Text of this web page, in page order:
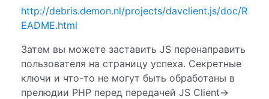
http://debris.demon.nl/projects/davclient.js/doc/R
EADME.html
Затем вы можете заставить JS перенаправить
пользователя на страницу успеха. Секретные
ключи и что-то не могут быть обработаны в
прелюдии PHP перед передачей JS Client->